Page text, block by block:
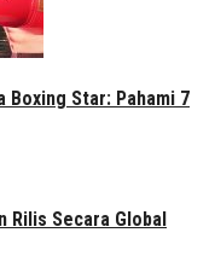
Boxing Star: Pahami 7
Rilis Secara Global